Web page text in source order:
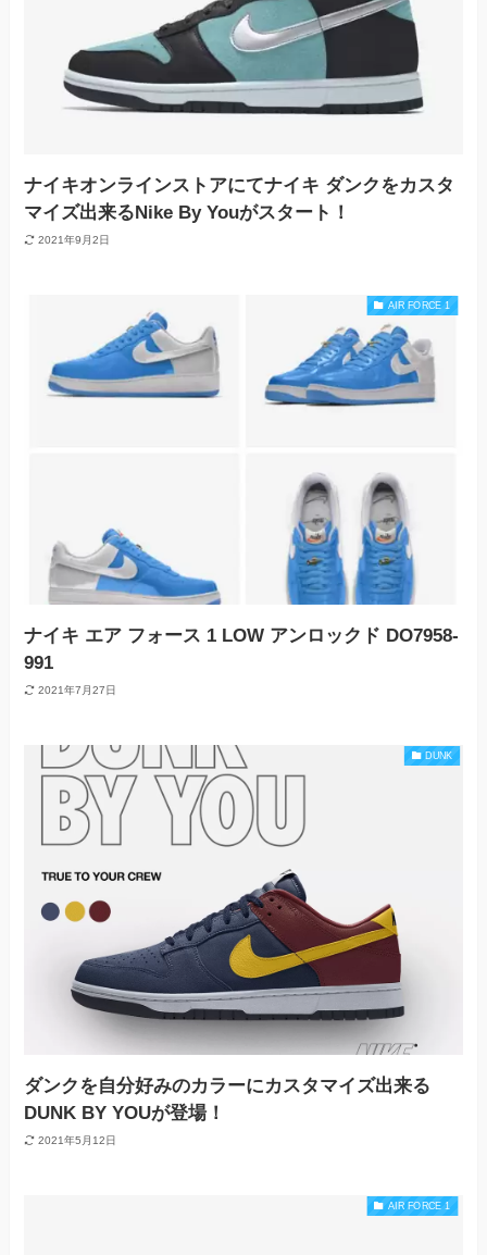
ナイキオンラインストアにてナイキ ダンクをカスタ
マイズ出来るNike By Youがスタート！
2021年9月2日
AIR FORCE 1
ナイキ エア フォース 1 LOW アンロックド DO7958-
991
2021年7月27日
DUNK
ダンクを自分好みのカラーにカスタマイズ出来る
DUNK BY YOUが登場！
2021年5月12日
AIR FORCE 1